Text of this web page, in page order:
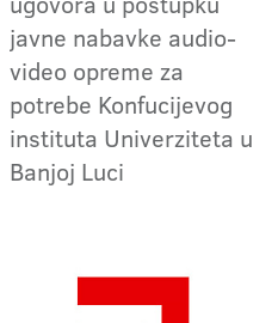
javne nabavke audio-
video opreme za
potrebe Konfucijevog
instituta Univerziteta u
Banjoj Luci